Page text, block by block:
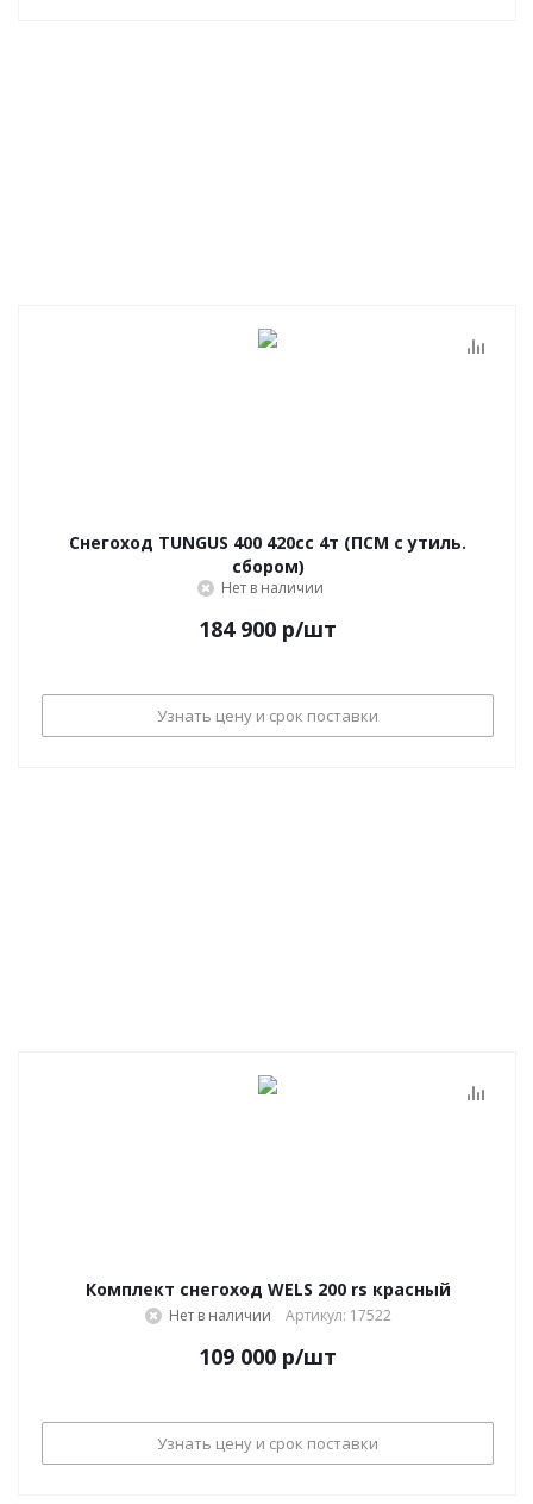
Снегоход TUNGUS 400 420сс 4т (ПСМ с утиль.
сбором)
Нет в наличии
184 900 р/шт
Узнать цену и срок поставки
Комплект снегоход WELS 200 rs красный
Нет в наличии Артикул: 17522
109 000 р/шт
Узнать цену и срок поставки